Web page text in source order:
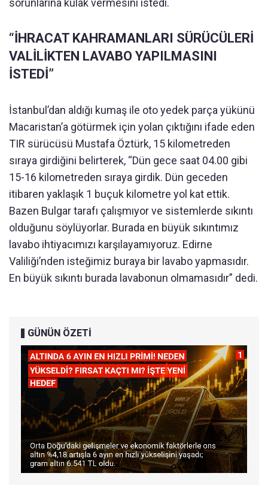
sorunlarına kulak vermesini istedi.
“İHRACAT KAHRAMANLARI SÜRÜCÜLERİ
VALİLİKTEN LAVABO YAPILMASINI
İSTEDİ”
İstanbul’dan aldığı kumaş ile oto yedek parça yükünü
Macaristan’a götürmek için yolan çıktığını ifade eden
TIR sürücüsü Mustafa Öztürk, 15 kilometreden
sıraya girdiğini belirterek, “Dün gece saat 04.00 gibi
15-16 kilometreden sıraya girdik. Dün geceden
itibaren yaklaşık 1 buçuk kilometre yol kat ettik.
Bazen Bulgar tarafı çalışmıyor ve sistemlerde sıkıntı
olduğunu söylüyorlar. Burada en büyük sıkıntımız
lavabo ihtiyacımızı karşılayamıyoruz. Edirne
Valiliği’nden isteğimiz buraya bir lavabo yapmasıdır.
En büyük sıkıntı burada lavabonun olmamasıdır” dedi.
GÜNÜN ÖZETİ